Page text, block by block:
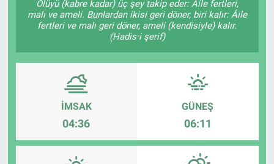
Ölüyü (kabre kadar) üç şey takip eder: Âile fertleri,
malı ve ameli. Bunlardan ikisi geri döner, biri kalır: Âile
fertleri ve malı geri döner, ameli (kendisiyle) kalır.
(Hadis-i şerif)
İMSAK
04:36
GÜNEŞ
06:11